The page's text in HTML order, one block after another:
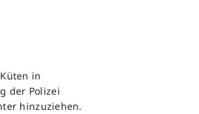
in
der Polizei
hinzuziehen.